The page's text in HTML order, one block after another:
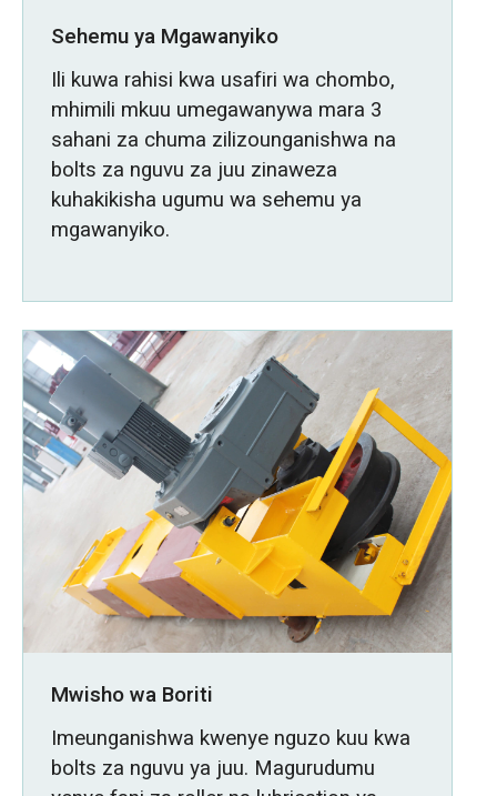
Sehemu ya Mgawanyiko
Ili kuwa rahisi kwa usafiri wa chombo,
mhimili mkuu umegawanywa mara 3
sahani za chuma zilizounganishwa na
bolts za nguvu za juu zinaweza
kuhakikisha ugumu wa sehemu ya
mgawanyiko.
Mwisho wa Boriti
Imeunganishwa kwenye nguzo kuu kwa
bolts za nguvu ya juu. Magurudumu